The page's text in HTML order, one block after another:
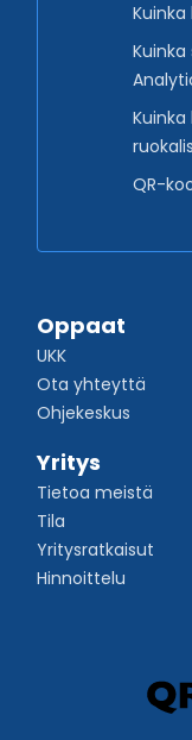
QR-
Oppaat
UKK
Ota yhteyttä
Ohjekeskus
Yritys
Tietoa meistä
Tila
Yritysratkaisut
Hinnoittelu